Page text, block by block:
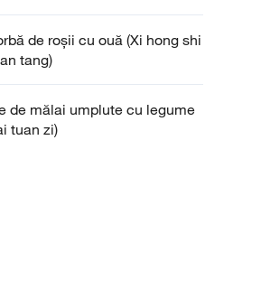
de roşii cu ouă (Xi hong shi
tang)
de mălai umplute cu legume
tuan zi)